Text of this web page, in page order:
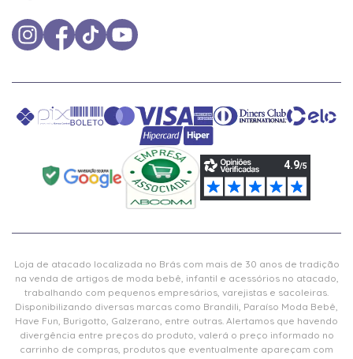
Loja de atacado localizada no Brás com mais de 30 anos de tradição
na venda de artigos de moda bebê, infantil e acessórios no atacado,
trabalhando com pequenos empresários, varejistas e sacoleiras.
Disponibilizando diversas marcas como Brandili, Paraíso Moda Bebê,
Have Fun, Burigotto, Galzerano, entre outras. Alertamos que havendo
divergência entre preços do produto, valerá o preço informado no
carrinho de compras, produtos que eventualmente apareçam com